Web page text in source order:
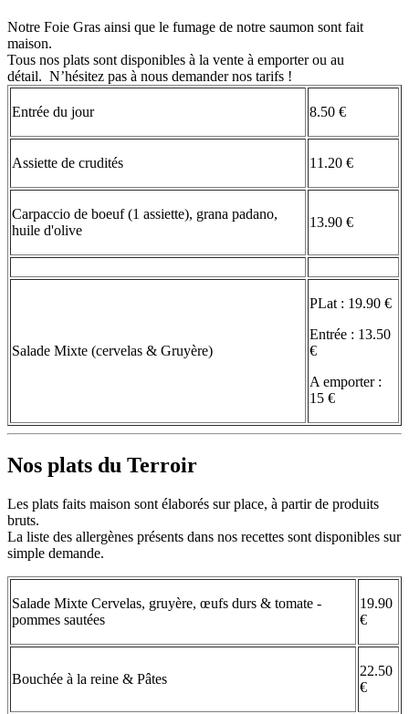
Notre Foie Gras ainsi que le fumage de notre saumon sont fait
maison.
Tous nos plats sont disponibles à la vente à emporter ou au
détail. N’hésitez pas à nous demander nos tarifs !
Entrée du jour 8.50 €
Assiette de crudités 11.20 €
Carpaccio de boeuf (1 assiette), grana padano,
huile d'olive
13.90 €
Salade Mixte (cervelas & Gruyère)
PLat : 19.90 €
Entrée : 13.50
€
A emporter :
15 €
Nos plats du Terroir
Les plats faits maison sont élaborés sur place, à partir de produits
bruts.
La liste des allergènes présents dans nos recettes sont disponibles sur
simple demande.
Salade Mixte Cervelas, gruyère, œufs durs & tomate -
pommes sautées
19.90
€
Bouchée à la reine & Pâtes
22.50
€